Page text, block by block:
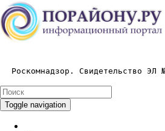
Роскомнадзор. Свидетельство
Toggle navigation